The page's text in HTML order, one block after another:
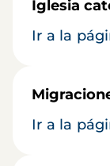
Iglesia
Ir a la
Ir a la